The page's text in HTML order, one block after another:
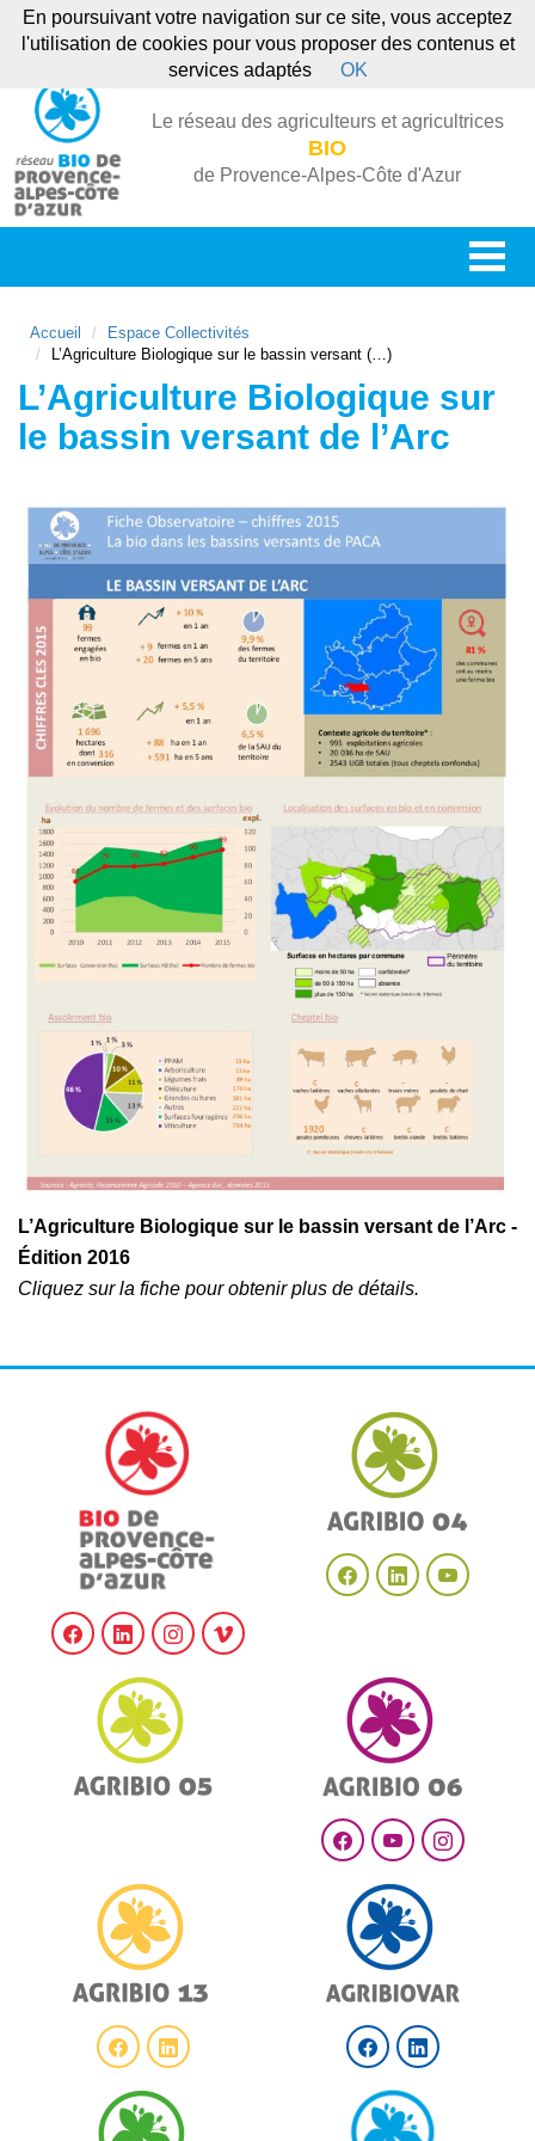
Le réseau des agriculteurs et agricultrices
BIO
de Provence-Alpes-Côte d'Azur
Accueil
Espace Collectivités
L’Agriculture Biologique sur le bassin versant (…)
L’Agriculture Biologique sur
le bassin versant de l’Arc
L’Agriculture Biologique sur le bassin versant de l’Arc -
Édition 2016
Cliquez sur la fiche pour obtenir plus de détails.
En poursuivant votre navigation sur ce site, vous acceptez
l'utilisation de cookies pour vous proposer des contenus et
services adaptés
OK